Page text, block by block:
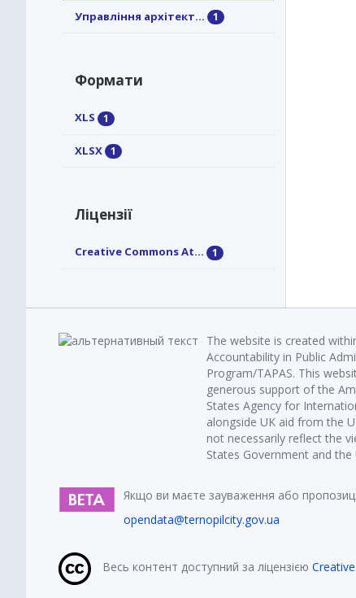
Управління архітект... 1
Формати
XLS 1
XLSX 1
Ліцензії
Creative Commons At... 1
The website is created
Accountability in Public
Program/TAPAS. This
generous support of the
States Agency for
alongside UK aid from the
not necessarily reflect the
States Government and the
Якщо ви маєте зауваження або
opendata@ternopilcity.gov.ua
Весь контент доступний за ліцензією